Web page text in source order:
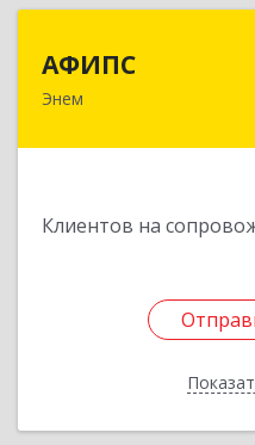
АФИПС
Энем
Клиентов на
385132, Адыгея Респ,